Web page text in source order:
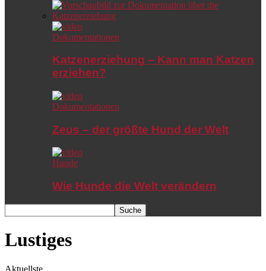
Dokumentationen
Katzenerziehung – Kann man Katzen
erziehen?
Dokumentationen
Zeus – der größte Hund der Welt
Hunde
Wie Hunde die Welt verändern
Lustiges
Aktuellste